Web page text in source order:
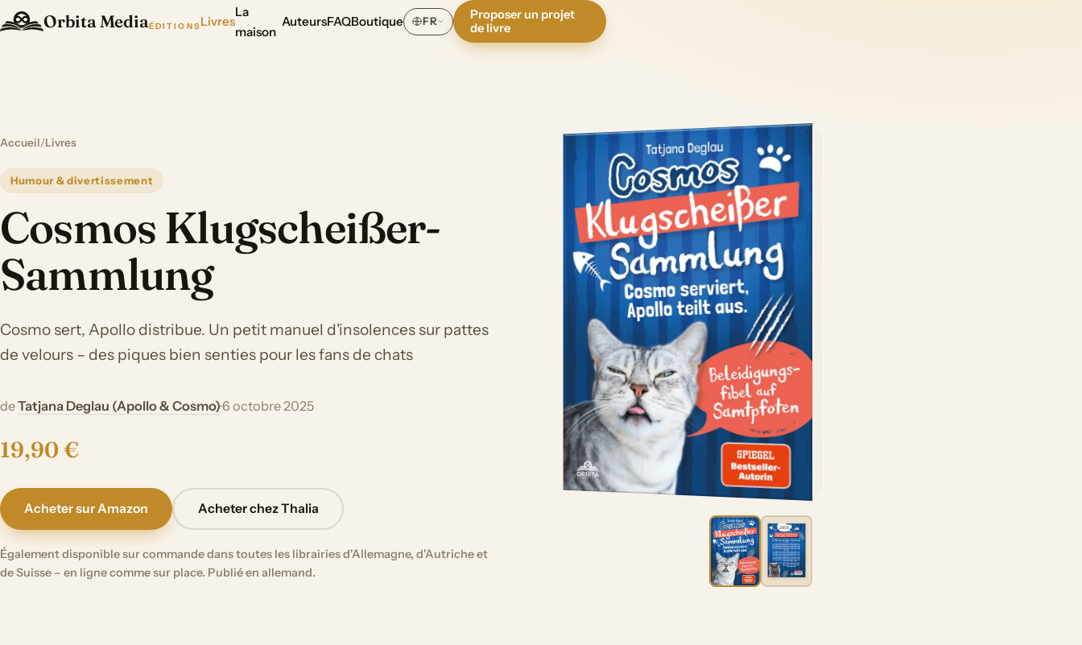
Orbita MediaÉDITIONS Livres
La
maison
AuteursFAQBoutique FR
Proposer un projet
de livre
Accueil/Livres
Humour & divertissement
Cosmos Klugscheißer-
Sammlung
Cosmo sert, Apollo distribue. Un petit manuel d'insolences sur pattes
de velours – des piques bien senties pour les fans de chats
deTatjana Deglau (Apollo & Cosmo)·6 octobre 2025
19,90 €
Acheter sur Amazon Acheter chez Thalia
Également disponible sur commande dans toutes les librairies d'Allemagne, d'Autriche et
de Suisse – en ligne comme sur place. Publié en allemand.